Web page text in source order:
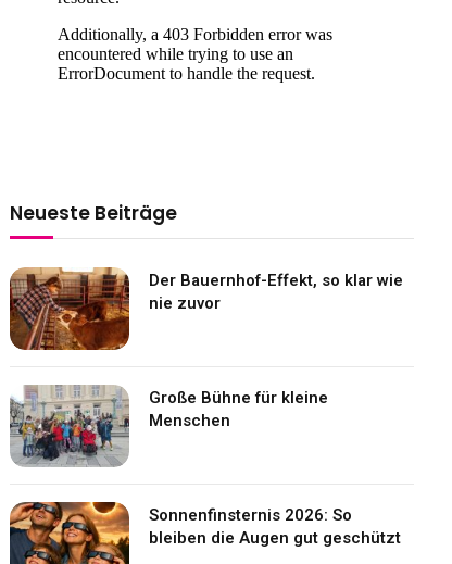
Neueste Beiträge
Der Bauernhof-Effekt, so klar wie
nie zuvor
Große Bühne für kleine
Menschen
Sonnenfinsternis 2026: So
bleiben die Augen gut geschützt